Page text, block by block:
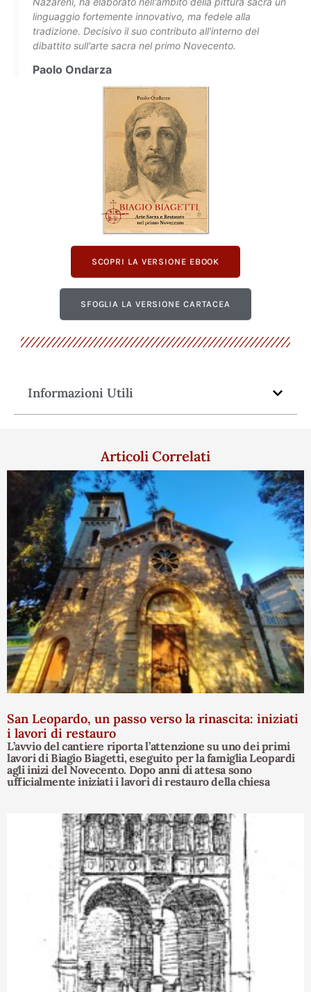
linguaggio fortemente innovativo, ma fedele alla
tradizione. Decisivo il suo contributo all'interno del
dibattito sull'arte sacra nel primo Novecento.
Paolo Ondarza
SCOPRI LA VERSIONE EBOOK
SFOGLIA LA VERSIONE CARTACEA
Informazioni Utili
Articoli Correlati
San Leopardo, un passo verso la rinascita: iniziati
i lavori di restauro
L’avvio del cantiere riporta l’attenzione su uno dei primi
lavori di Biagio Biagetti, eseguito per la famiglia Leopardi
agli inizi del Novecento. Dopo anni di attesa sono
ufficialmente iniziati i lavori di restauro della chiesa